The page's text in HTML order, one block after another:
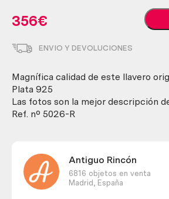
356€
Llavero
ENVIO Y DEVOLUCIONES
Magnífica calidad de este llavero
Plata 925
Las fotos son la mejor descripción
Ref. nº 5026-R
Antiguo Rincón
6816 objetos en venta
Madrid,
España